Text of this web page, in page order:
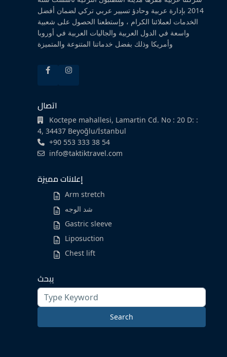
2014 بإدارة عربية وحادؤ تسيير عربي تركي لضمان أفضل
الخدمات لعملائنا الكرام ، وإستطعنا الحصول على شعبية
واسعة في الدول العربية والجاليات العربية في أوروبا
وأمريكا وذلك بفضل خدماتنا المتنوعة والمتميزة
اتصال
Koctepe mahallesi, Lamartin Cd. No : 20 D: :
4, 34437 Beyoğlu/İstanbul
+90 553 333 38 54
info@taktiktravel.com
إعلانات مميزة
Arm stretch
شد الوجه
Gastric sleeve
Liposuction
Chest lift
يبحث
Search
for:
Search